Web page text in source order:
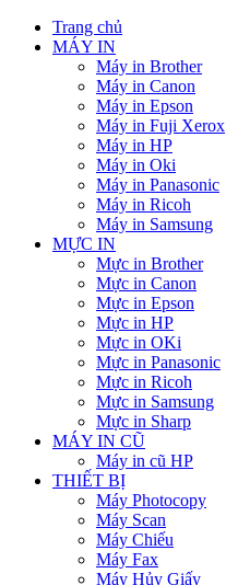
Trang chủ
MÁY IN
Máy in Brother
Máy in Canon
Máy in Epson
Máy in Fuji Xerox
Máy in HP
Máy in Oki
Máy in Panasonic
Máy in Ricoh
Máy in Samsung
MỰC IN
Mực in Brother
Mực in Canon
Mực in Epson
Mực in HP
Mực in OKi
Mực in Panasonic
Mực in Ricoh
Mực in Samsung
Mực in Sharp
MÁY IN CŨ
Máy in cũ HP
THIẾT BỊ
Máy Photocopy
Máy Scan
Máy Chiếu
Máy Fax
Máy Hủy Giấy